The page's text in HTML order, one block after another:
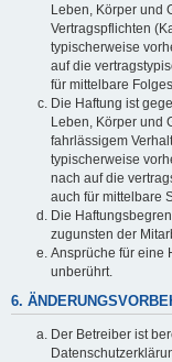
Leben, Körper und
Vertragspflichten
typischerweise
auf die
für mittelbare
Die Haftung ist
Leben, Körper und
fahrlässigem
typischerweise
nach auf die
auch für mittelbare
Die
zugunsten der
Ansprüche für eine
unberührt.
6.
Der Betreiber ist